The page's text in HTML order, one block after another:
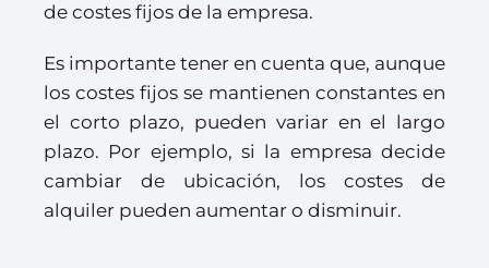
de costes fijos de la empresa.
Es importante tener en cuenta que, aunque
los costes fijos se mantienen constantes en
el corto plazo, pueden variar en el largo
plazo. Por ejemplo, si la empresa decide
cambiar de ubicación, los costes de
alquiler pueden aumentar o disminuir.